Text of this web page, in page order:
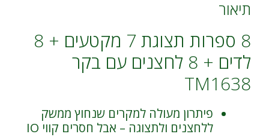
8
עם
בקר
TM1638
תיאור
8 ספרות תצוגת 7 מקטעים + 8
לדים + 8 לחצנים עם בקר
TM1638
פיתרון מעולה למקרים שנחוץ ממשק
ללחצנים ולתצוגה – אבל חסרים קווי IO